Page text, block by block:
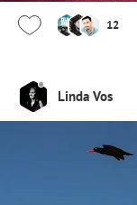
12
Linda Vos